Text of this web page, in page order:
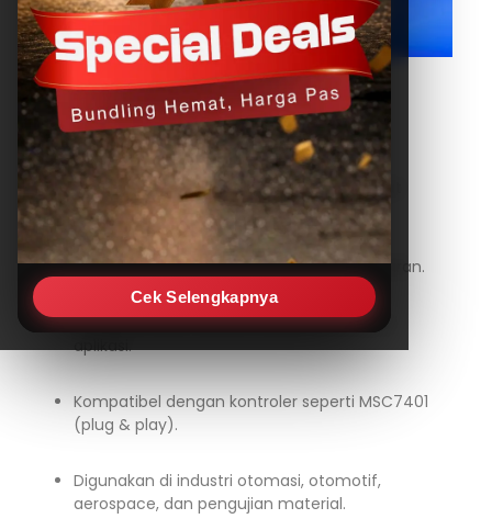
Cek Selengkapnya
Blogs
Sensor Induktif LVDT
Features:
Operasi tanpa kontak, umur sensor sangat
panjang.
Stabil terhadap perubahan suhu dan getaran.
Frekuensi kerja fleksibel sesuai kebutuhan
aplikasi.
Kompatibel dengan kontroler seperti MSC7401
(plug & play).
Digunakan di industri otomasi, otomotif,
aerospace, dan pengujian material.